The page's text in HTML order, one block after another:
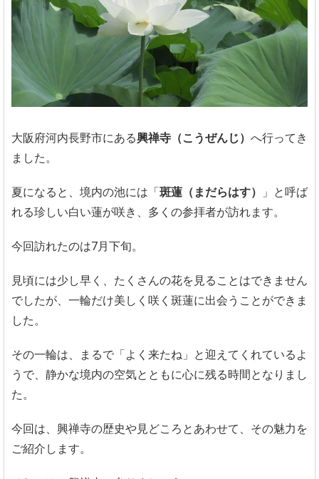
大阪府河内長野市にある興禅寺（こうぜんじ） へ行ってき
ました。
夏になると、境内の池には「斑蓮（まだらはす）
」と呼ば
れる珍しい白い蓮が咲き、多くの参拝者が訪れます。
今回訪れたのは7月下旬。
見頃には少し早く、たくさんの花を見ることはできません
でしたが、一輪だけ美しく咲く斑蓮に出会うことができま
した。
その一輪は、まるで「よく来たね」と迎えてくれているよ
うで、静かな境内の空気とともに心に残る時間となりまし
た。
今回は、興禅寺の歴史や見どころとあわせて、その魅力を
ご紹介します。